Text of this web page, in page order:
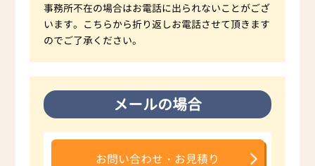
事務所不在の場合はお電話に出られないことがござ
います。こちらから折り返しお電話させて頂きます
のでご了承ください。
メールの場合
お問い合わせ・お見積り